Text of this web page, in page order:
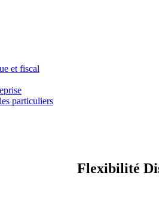
et fiscal
particuliers
Flexibilité